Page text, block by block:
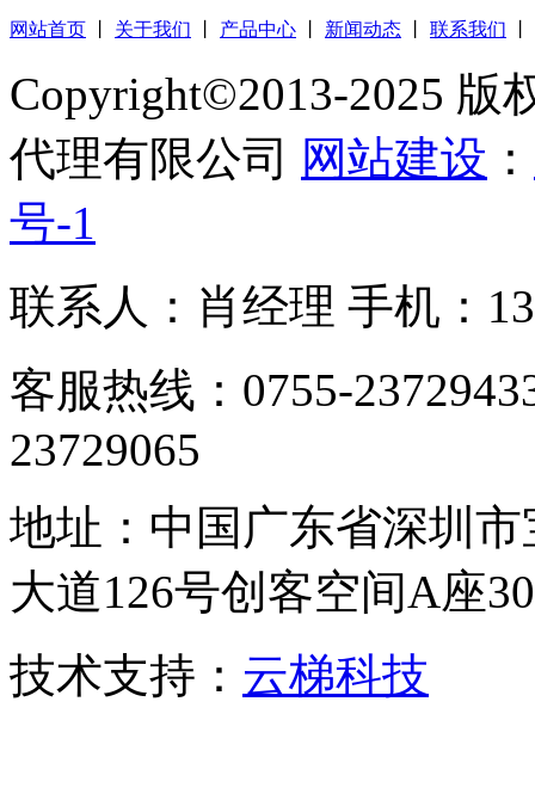
网站首页 关于我们 产品中心 新闻动态 联系我们
Copyright©2013-2025 版
代理有限公司 网站建设 ：
号-1
联系人：肖经理 手机：
客服热线：0755-
23729065
地址：中国广东省深圳
大道126号创客空间A座
技术支持： 云梯科技